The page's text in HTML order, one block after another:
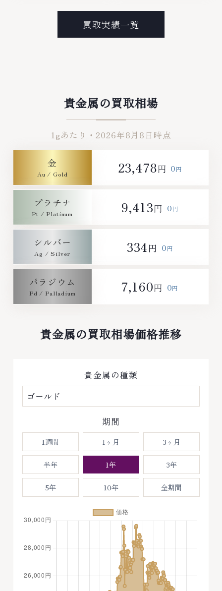
ら、お任せくださいなかでも金・
プラチナ等のアクセサリー・貴金
属・宝石・ダイヤモンド・ジュエ
リーや ブランド品・時計等は特
ており、他店ではお値段の付かな
かったお品物でも、一点一点丁寧
959-764営業時間: 10:00～
ブランド衣類 お酒買取りのこと
なら、お任せくださいなかでも
金・プラチナ等のアクセサリー・
貴金属・宝石・ダイヤモンド・ジ
計、多くのお品物の高価買取りを
実現しており、他店ではお値段の
軽にご連絡ください。TEL:
買取実績一覧
貴金属の買取相場
1gあたり・2026年8月8日 時点
金 23,478円 0円
プラチナ 9,413円 0円
シルバー 334円 0円
パラジウム 7,160円 0円
貴金属の買取相場価格推移
貴金属の種類
期間
1週間 1ヶ月 3ヶ月
半年 1年 3年
5年 10年 全期間